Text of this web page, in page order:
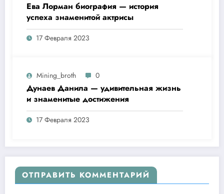
Ева Лорман биография — история
успеха знаменитой актрисы
17 Февраля 2023
Mining_broth 0
Дунаев Данила — удивительная жизнь
и знаменитые достижения
17 Февраля 2023
ОТПРАВИТЬ КОММЕНТАРИЙ